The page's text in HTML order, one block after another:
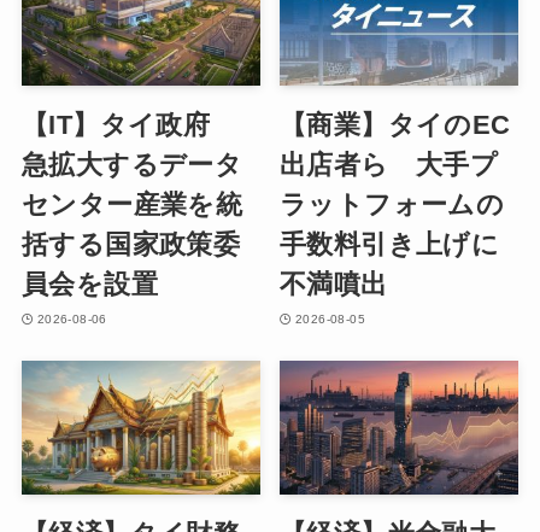
【IT】タイ政府
急拡大するデータ
センター産業を統
括する国家政策委
員会を設置
2026-08-06
【商業】タイのEC
出店者ら 大手プ
ラットフォームの
手数料引き上げに
不満噴出
2026-08-05